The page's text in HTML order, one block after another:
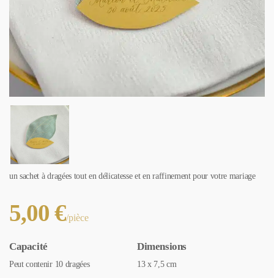
un sachet à dragées tout en délicatesse et en raffinement pour votre mariage
5,00€/pièce
Capacité
Peut contenir 10 dragées
Dimensions
13 x 7,5 cm